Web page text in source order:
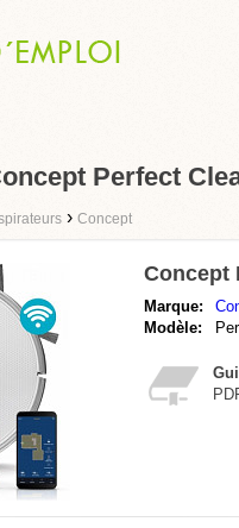
Perfect
› Concept
Concept
Marque:
Modèle: